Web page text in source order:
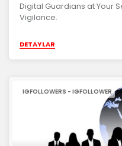
Digital Guardians at Your
Vigilance.
DETAYLAR
IGFOLLOWERS - IGFOLLOWER